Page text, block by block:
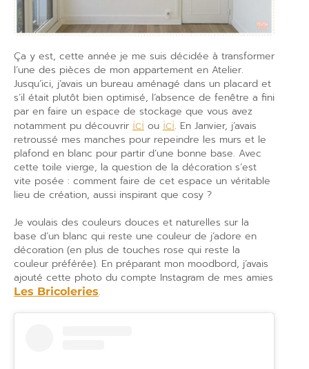
Ça y est, cette année je me suis décidée à transformer
l’une des pièces de mon appartement en Atelier.
Jusqu’ici, j’avais un bureau aménagé dans un placard et
s’il était plutôt bien optimisé, l’absence de fenêtre a fini
par en faire un espace de stockage que vous avez
notamment pu découvrir ici ou ici. En Janvier, j’avais
retroussé mes manches pour repeindre les murs et le
plafond en blanc pour partir d’une bonne base. Avec
cette toile vierge, la question de la décoration s’est
vite posée : comment faire de cet espace un véritable
lieu de création, aussi inspirant que cosy ?
Je voulais des couleurs douces et naturelles sur la
base d’un blanc qui reste une couleur de j’adore en
décoration (en plus de touches rose qui reste la
couleur préférée). En préparant mon moodbord, j’avais
ajouté cette photo du compte Instagram de mes amies
Les Bricoleries.